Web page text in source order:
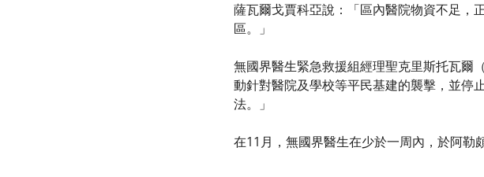
薩瓦爾戈賈科亞說：「區內醫院物資不足，
區。」
無國界醫生緊急救援組經理聖克里斯托瓦爾
動針對醫院及學校等平民基建的襲擊，並停
法。」
在11月，無國界醫生在少於一周內，於阿勒